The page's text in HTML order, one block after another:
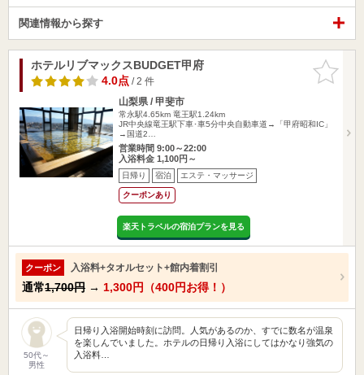
関連情報から探す
お気に入
りに追加
ホテルリブマックスBUDGET甲府
4.0点/ 2 件
山梨県 / 甲斐市
常永駅4.65km 竜王駅1.24km
JR中央線竜王駅下車･車5分中央自動車道→「甲府昭和IC」
→国道2…
営業時間 9:00～22:00
入浴料金 1,100円～
日帰り 宿泊 エステ・マッサージ
クーポンあり
楽天トラベルの宿泊プランを見る
クーポン 入浴料+タオルセット+館内着割引
通常1,700円 → 1,300円（400円お得！）
50代～
男性
日帰り入浴開始時刻に訪問。人気があるのか、すでに数名が温泉
を楽しんでいました。ホテルの日帰り入浴にしてはかなり強気の
入浴料…